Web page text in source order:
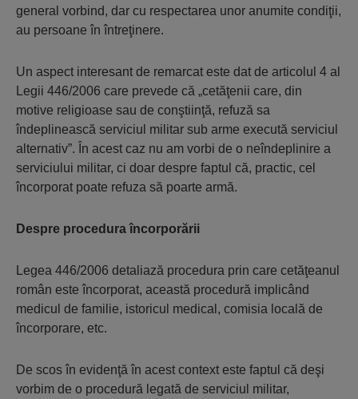
general vorbind, dar cu respectarea unor anumite condiţii,
au persoane în întreţinere.
Un aspect interesant de remarcat este dat de articolul 4 al
Legii 446/2006 care prevede că „cetăţenii care, din
motive religioase sau de conştiinţă, refuză sa
îndeplinească serviciul militar sub arme execută serviciul
alternativ”. În acest caz nu am vorbi de o neîndeplinire a
serviciului militar, ci doar despre faptul că, practic, cel
încorporat poate refuza să poarte armă.
Despre procedura încorporării
Legea 446/2006 detaliază procedura prin care cetăţeanul
român este încorporat, această procedură implicând
medicul de familie, istoricul medical, comisia locală de
încorporare, etc.
De scos în evidenţă în acest context este faptul că deşi
vorbim de o procedură legată de serviciul militar,